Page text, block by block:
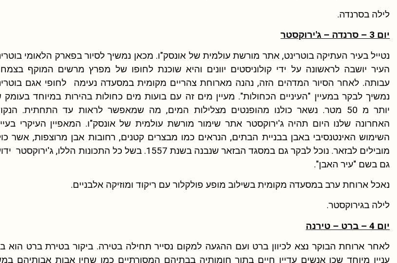
לילה בסרנדה.
יום 3 – סרנדה –
ג'ירוקסטר
נטייל בעיר העתיקה בוטרינט, אתר מורשת עולמית של אונסק"ו. מכאן נמשיך לסיור בפארק הלאומי
העיר יושבה לראשונה על ידי קולוניסטים יוונים והיא שוכנת לחופו של מפרץ מרשים המוקף
עבותה. לאחר הסיור המדהים הזה, נהנה מארוחת צהריים מקומית במסעדה נעימה לחופי אגם
נמשיך לבקר במעיין "העיניים הכחולות". מעיין מים זה עם בועות מים כחולות בהירות במיוחד
יותר מ 50 מטר. נשאר כולנו מהופנטים מצלילות המים, מה שמאפשר לראות עד התחתית.
האחרונה שלנו היום תהיה ג'ירוקסטר אתר שימור מורשת עולמית של אונסק"ו. המאפיין העיקרי
השימוש האינטנסיבי באבן בבניית הבתים, הנראים כמו מבצרים קטנים, רחובות אבן מרוצפות, אשר
מובילים לבזאר. נוכל לבקר גם במסגד הבזאר שנבנה בשנת 1557. בשל כל התכונות הללו,
גם בשם "עיר האבן".
נאכל ארוחת ערב במסעדה מקומית בשילוב מופע פולקלור עם ריקוד ומוזיקה אלבניים.
לילה בגירוקסטר.
יום 4 – ברט – טירנה
לאחר ארוחת הבוקר נצא לכיוון ברט ועם ההגעה למקום נסייר תחילה בטירה. ביקור בטירת ברט הוא
עניין מיוחד שכן אנשים עדיין חיים בתוך חומותיה בבתיהם המסורתיים כמו שחיו אבות אבותיהם